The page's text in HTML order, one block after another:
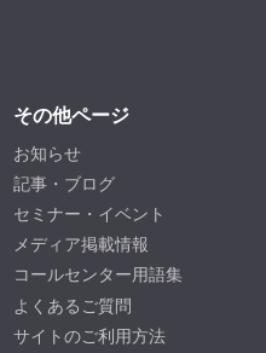
その他ページ
お知らせ
記事・ブログ
セミナー・イベント
メディア掲載情報
コールセンター用語集
よくあるご質問
サイトのご利用方法